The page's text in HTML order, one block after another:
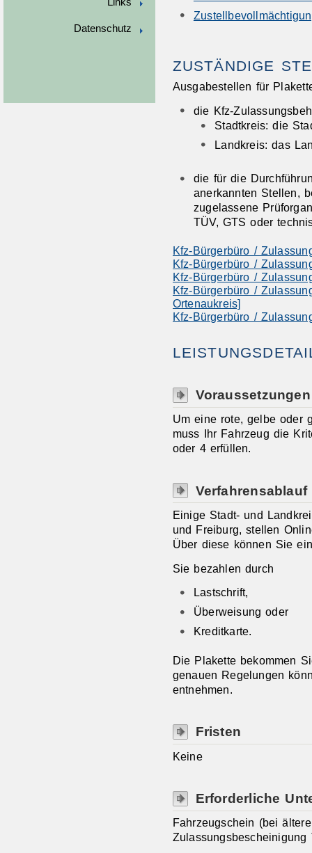
Datenschutz
ZUSTÄNDIGE
Ausgabestellen für
die Kfz-
Stadtkreis: die
Landkreis: das
die für die
anerkannten Stellen,
zugelassene
TÜV, GTS oder
Kfz-Bürgerbüro /
Kfz-Bürgerbüro /
Kfz-Bürgerbüro /
Kfz-Bürgerbüro /
Ortenaukreis]
Kfz-Bürgerbüro /
Voraussetzungen
Um eine rote, gelbe oder
muss Ihr Fahrzeug die
oder 4 erfüllen.
Verfahrensablauf
Einige Stadt- und
und Freiburg, stellen
Über diese können Sie
Sie bezahlen durch
Lastschrift,
Überweisung oder
Kreditkarte.
Die Plakette bekommen
genauen Regelungen
entnehmen.
Fristen
Keine
Erforderliche
Fahrzeugschein (bei